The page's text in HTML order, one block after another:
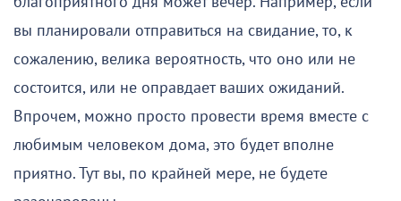
вы планировали отправиться на свидание, то, к
сожалению, велика вероятность, что оно или не
состоится, или не оправдает ваших ожиданий.
Впрочем, можно просто провести время вместе с
любимым человеком дома, это будет вполне
приятно. Тут вы, по крайней мере, не будете